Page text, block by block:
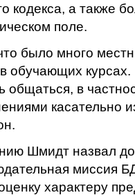
кодекса, а также
поле.
было много
обучающих
общаться, в
касательно
Шмидт назвал
миссия
характеру